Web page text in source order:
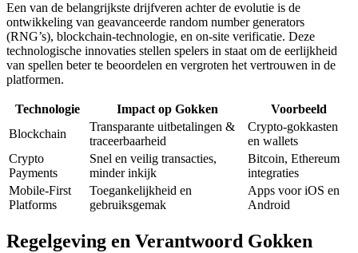
Een van de belangrijkste drijfveren achter de evolutie is de
ontwikkeling van geavanceerde random number generators
(RNG’s), blockchain-technologie, en on-site verificatie. Deze
technologische innovaties stellen spelers in staat om de eerlijkheid
van spellen beter te beoordelen en vergroten het vertrouwen in de
platformen.
Technologie Impact op Gokken
Voorbeeld
Blockchain
Transparante uitbetalingen &
traceerbaarheid
Crypto-gokkasten
en wallets
Crypto
Payments
Snel en veilig transacties,
minder inkijk
Bitcoin, Ethereum
integraties
Mobile-First
Platforms
Toegankelijkheid en
gebruiksgemak
Apps voor iOS en
Android
Regelgeving en Verantwoord Gokken